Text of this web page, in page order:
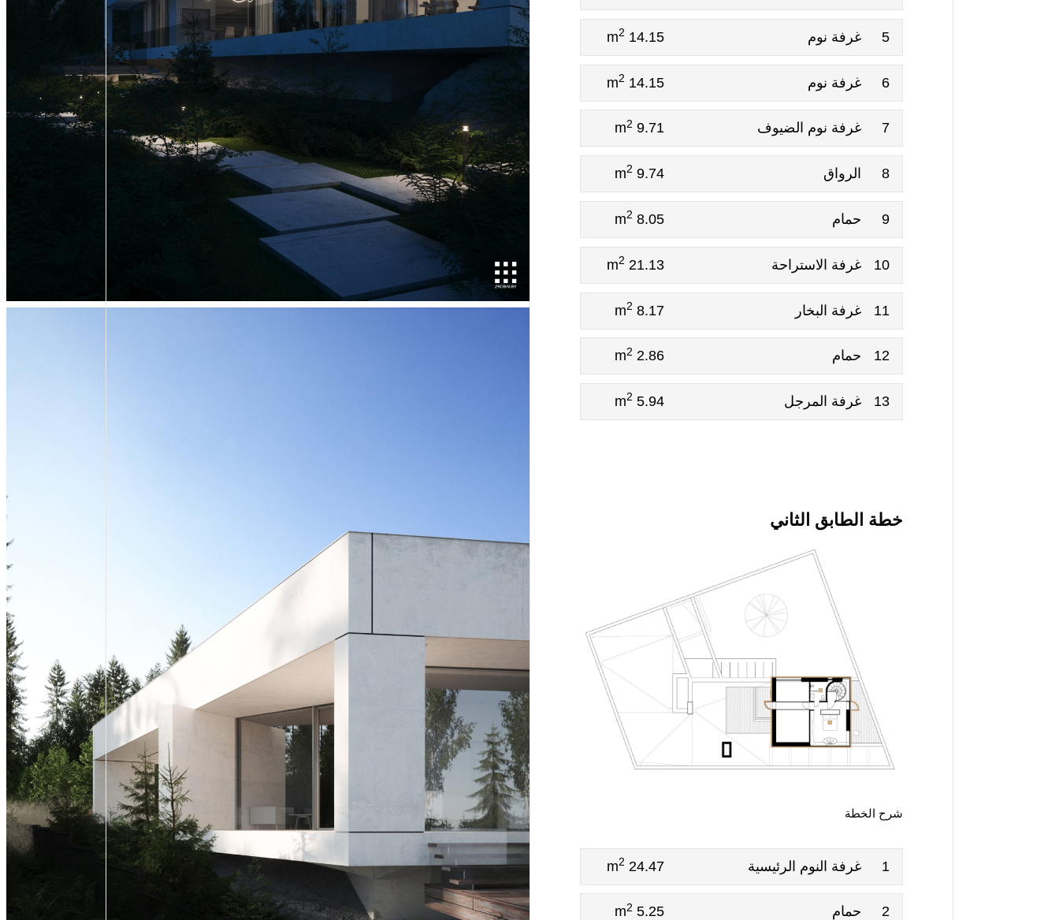
5 غرفة نوم 14.15 m
2
6 غرفة نوم 14.15 m
2
7 غرفة نوم الضيوف 9.71 m
2
8 الرواق 9.74 m
2
9 حمام 8.05 m
2
10 غرفة الاستراحة 21.13 m
2
11 غرفة البخار 8.17 m
2
12 حمام 2.86 m
2
13 غرفة المرجل 5.94 m
2
خطة الطابق الثاني
شرح الخطة
1 غرفة النوم الرئيسية 24.47 m
2
2 حمام 5.25 m
2